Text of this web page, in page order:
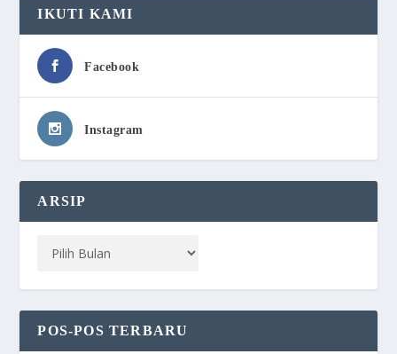
IKUTI KAMI
Facebook
Instagram
ARSIP
POS-POS TERBARU